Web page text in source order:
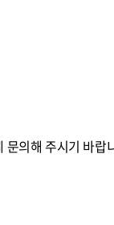
문의해 주시기 바랍